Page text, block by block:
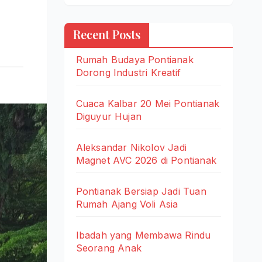
Recent Posts
Rumah Budaya Pontianak
Dorong Industri Kreatif
Cuaca Kalbar 20 Mei Pontianak
Diguyur Hujan
Aleksandar Nikolov Jadi
Magnet AVC 2026 di Pontianak
Pontianak Bersiap Jadi Tuan
Rumah Ajang Voli Asia
Ibadah yang Membawa Rindu
Seorang Anak